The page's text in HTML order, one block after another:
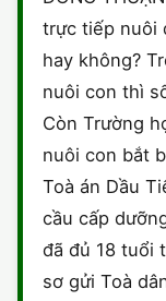
THỪA KẾ - DI
THUẾ VÀ KẾ
TRÍCH LỤC
CÔNG BỐ
GIẤY PHÉP
CHỨNG
trực tiếp nuôi
hay không?
nuôi con thì
Còn Trường
nuôi con bắt
Toà án Dầu
cầu cấp
đã đủ 18 tuổi
sơ gửi Toà